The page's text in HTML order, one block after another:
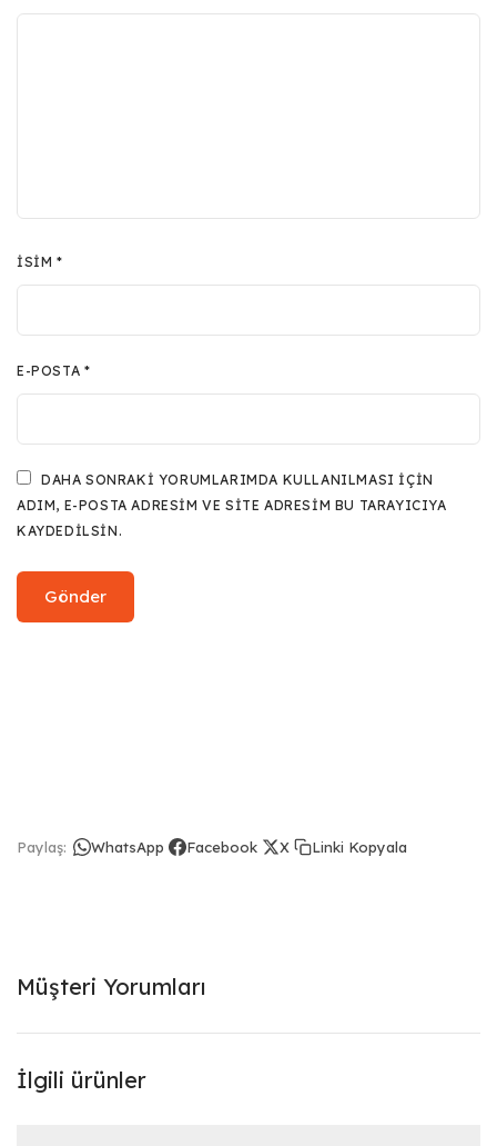
İSIM*
E-POSTA *
DAHA SONRAKI YORUMLARIMDA KULLANILMASI IÇIN
ADIM, E-POSTA ADRESIM VE SITE ADRESIM BU TARAYICIYA
KAYDEDILSIN.
Paylaş: WhatsApp Facebook X Linki Kopyala
Müşteri Yorumları
İlgili ürünler